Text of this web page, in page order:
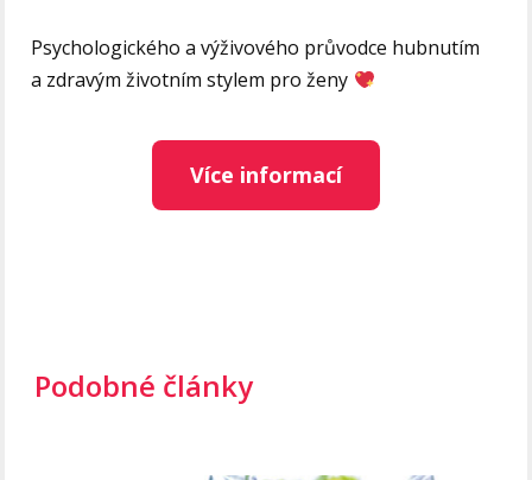
Psychologického a výživového průvodce hubnutím
a zdravým životním stylem pro ženy
Více informací
Podobné články